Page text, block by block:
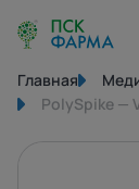
Главная
PolySpike —